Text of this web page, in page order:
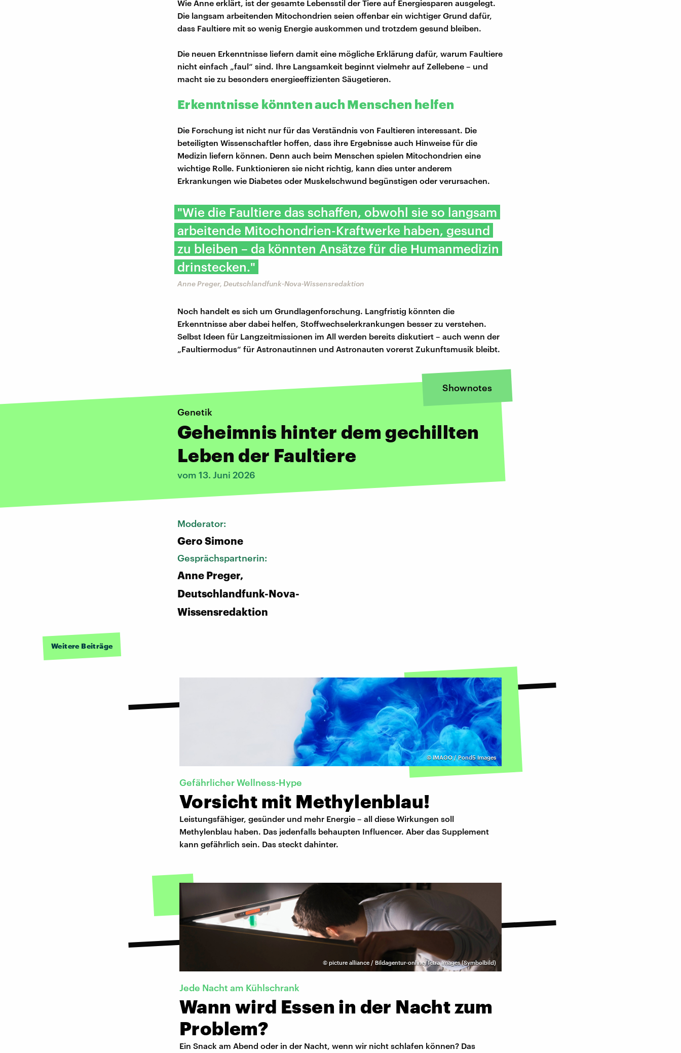
Wie Anne erklärt, ist der gesamte Lebensstil der Tiere auf Energiesparen ausgelegt.
Die langsam arbeitenden Mitochondrien seien offenbar ein wichtiger Grund dafür,
dass Faultiere mit so wenig Energie auskommen und trotzdem gesund bleiben.
Die neuen Erkenntnisse liefern damit eine mögliche Erklärung dafür, warum Faultiere
nicht einfach „faul“ sind. Ihre Langsamkeit beginnt vielmehr auf Zellebene – und
macht sie zu besonders energieeffizienten Säugetieren.
Erkenntnisse könnten auch Menschen helfen
Die Forschung ist nicht nur für das Verständnis von Faultieren interessant. Die
beteiligten Wissenschaftler hoffen, dass ihre Ergebnisse auch Hinweise für die
Medizin liefern können. Denn auch beim Menschen spielen Mitochondrien eine
wichtige Rolle. Funktionieren sie nicht richtig, kann dies unter anderem
Erkrankungen wie Diabetes oder Muskelschwund begünstigen oder verursachen.
"Wie die Faultiere das schaffen, obwohl sie so langsam
arbeitende Mitochondrien-Kraftwerke haben, gesund
zu bleiben – da könnten Ansätze für die Humanmedizin
drinstecken."
Anne Preger, Deutschlandfunk-Nova-Wissensredaktion
Noch handelt es sich um Grundlagenforschung. Langfristig könnten die
Erkenntnisse aber dabei helfen, Stoffwechselerkrankungen besser zu verstehen.
Selbst Ideen für Langzeitmissionen im All werden bereits diskutiert – auch wenn der
„Faultiermodus“ für Astronautinnen und Astronauten vorerst Zukunftsmusik bleibt.
Shownotes
Genetik
Geheimnis hinter dem gechillten
Leben der Faultiere
vom 13. Juni 2026
Moderator:
Gero Simone
Gesprächspartnerin:
Anne Preger,
Deutschlandfunk-Nova-
Wissensredaktion
Weitere Beiträge
©IMAGO / Pond5 Images
Gefährlicher Wellness-Hype
Vorsicht mit Methylenblau!
Leistungsfähiger, gesünder und mehr Energie – all diese Wirkungen soll
Methylenblau haben. Das jedenfalls behaupten Influencer. Aber das Supplement
kann gefährlich sein. Das steckt dahinter.
© picture alliance / Bildagentur-online/Tetra Images (Symbolbild)
Jede Nacht am Kühlschrank
Wann wird Essen in der Nacht zum
Problem?
Ein Snack am Abend oder in der Nacht, wenn wir nicht schlafen können? Das